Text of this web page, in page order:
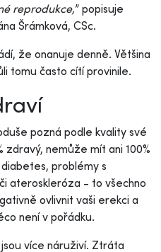
reprodukce,” popisuje
Šrámková, CSc.
že onanuje denně. Většina
tomu často cítí provinile.
pozná podle kvality své
zdravý, nemůže mít ani 100%
problémy s
ateroskleróza - to všechno
ovlivnit vaši erekci a
není v pořádku.
více náruživí. Ztráta